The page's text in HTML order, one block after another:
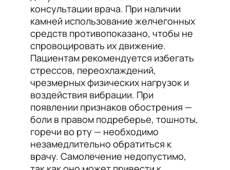
консультации врача. При наличии
камней использование желчегонных
средств противопоказано, чтобы не
спровоцировать их движение.
Пациентам рекомендуется избегать
стрессов, переохлаждений,
чрезмерных физических нагрузок и
воздействия вибрации. При
появлении признаков обострения —
боли в правом подреберье, тошноты,
горечи во рту — необходимо
незамедлительно обратиться к
врачу. Самолечение недопустимо,